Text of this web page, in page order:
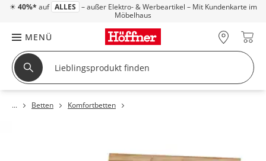
☀ 40%* auf ALLES – außer Elektro- & Werbeartikel – Mit Kundenkarte im
Möbelhaus
MENÜ
Betten Komfortbetten